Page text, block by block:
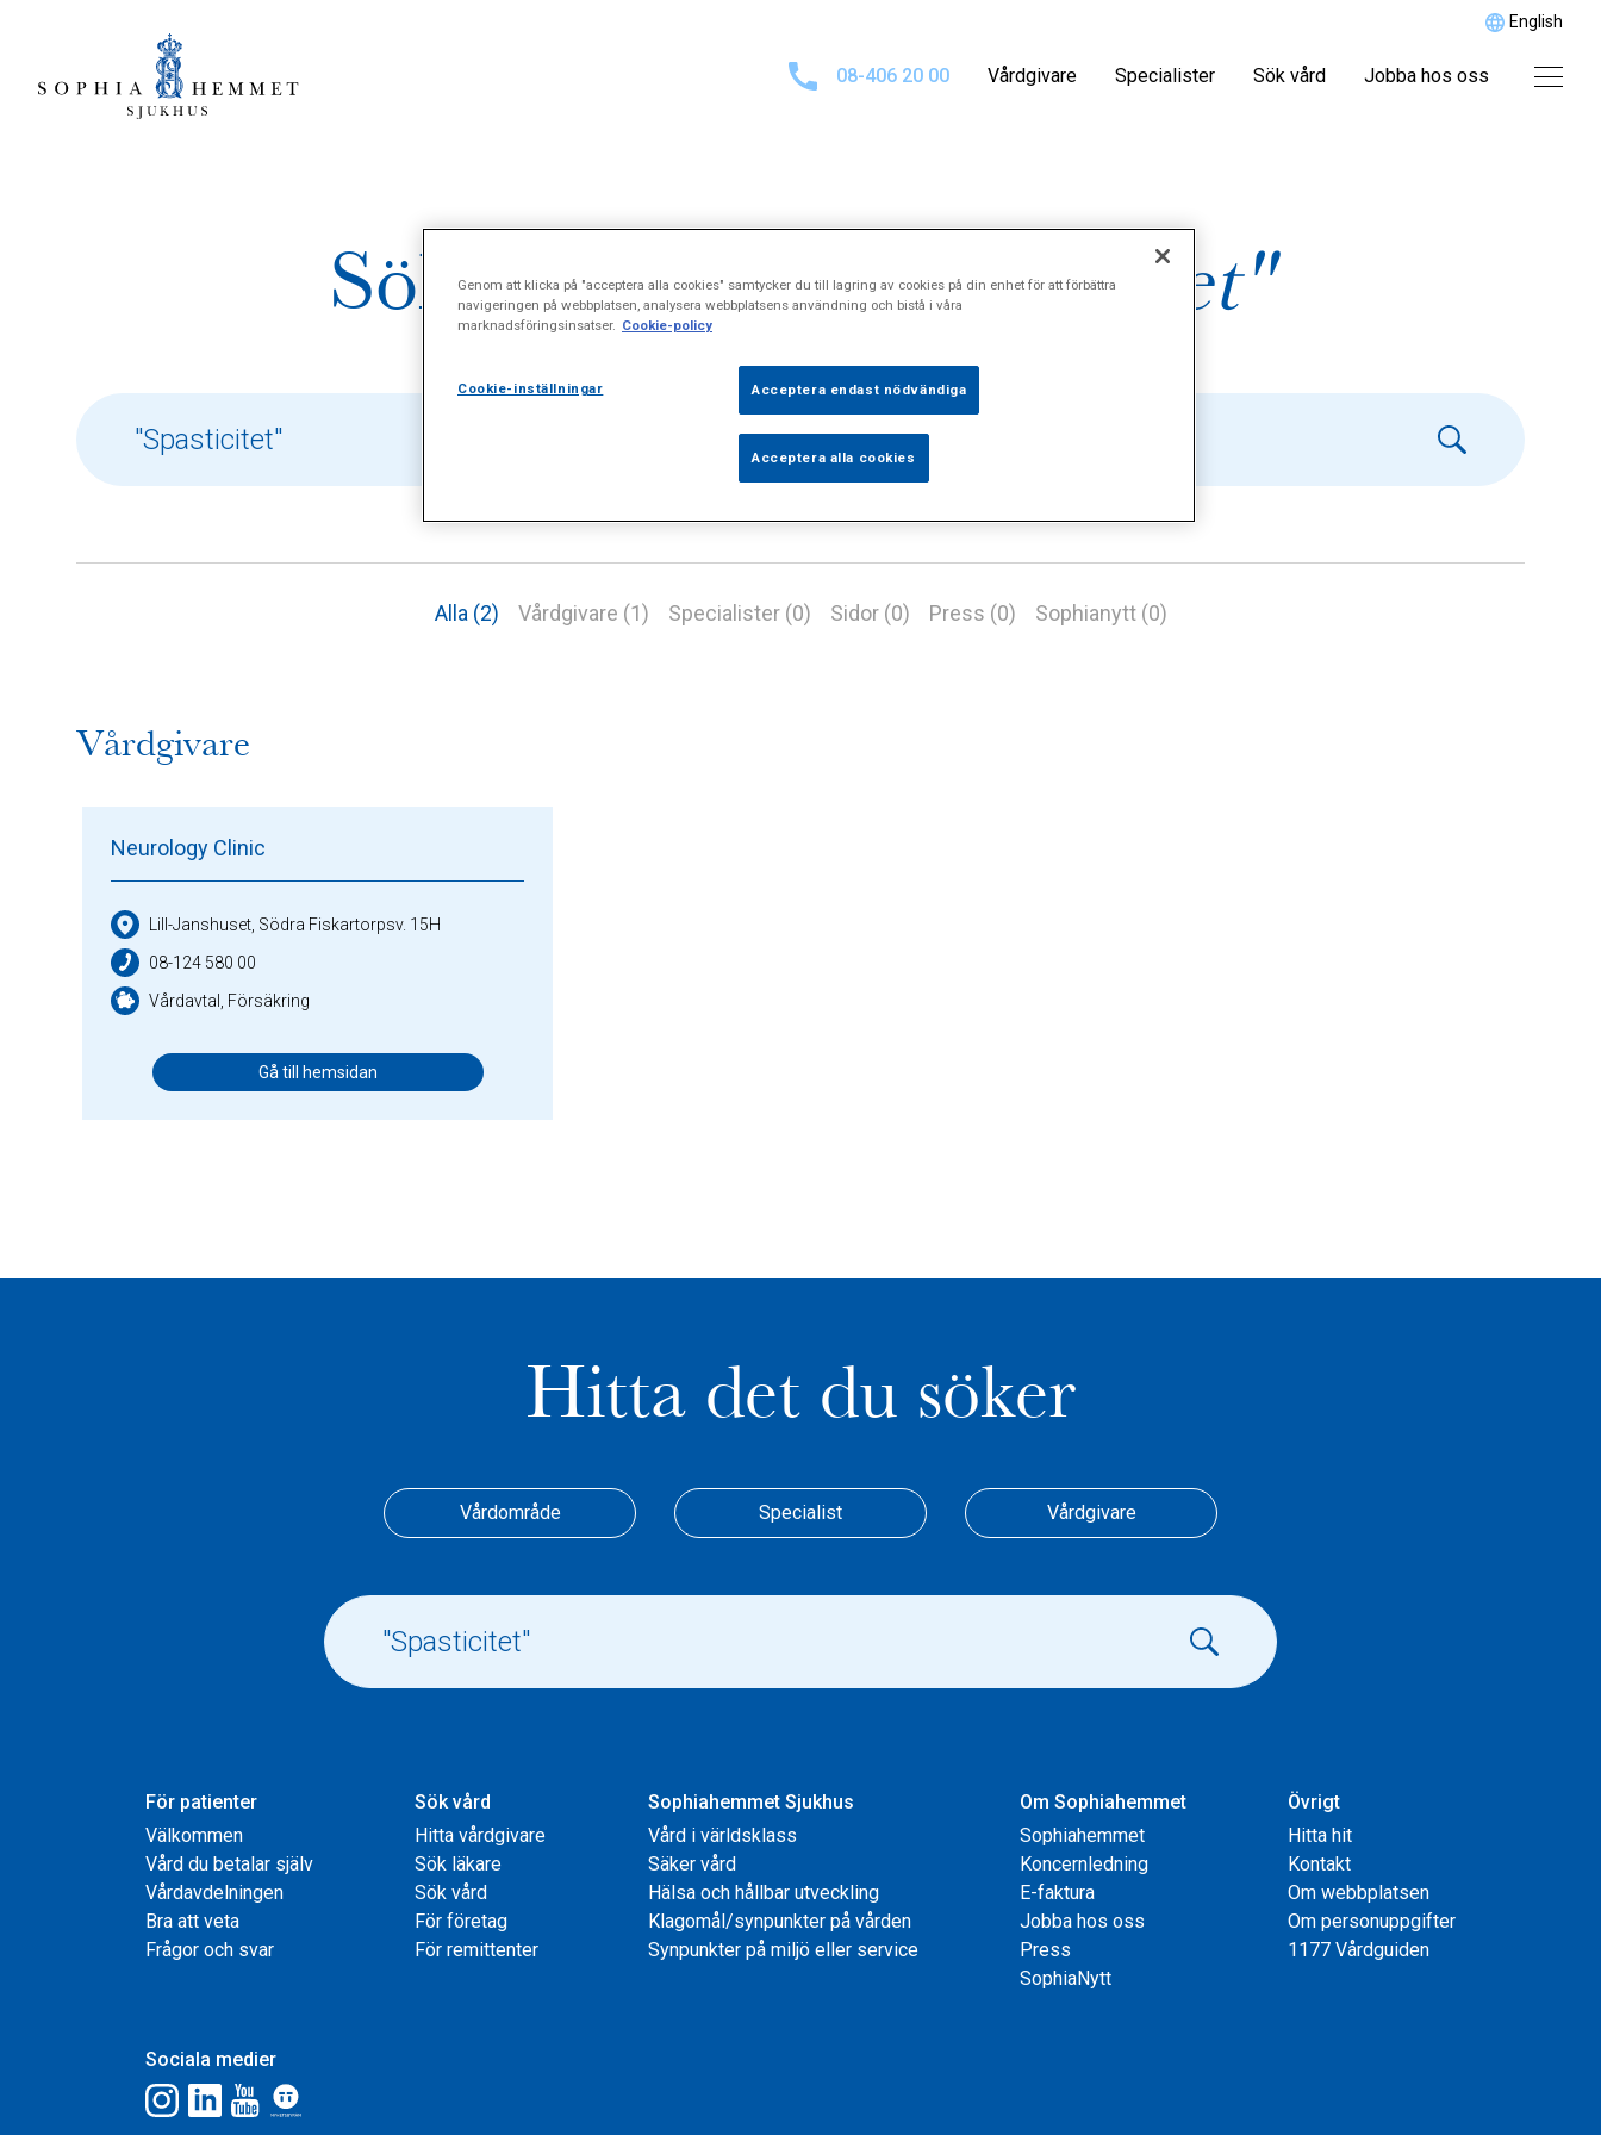
English
08-406 20 00 Vårdgivare Specialister Sök vård Jobba hos oss
Sökresultat för"Spasticitet"
Alla (2) Vårdgivare (1) Specialister (0) Sidor (0) Press (0) Sophianytt (0)
Vårdgivare
Neurology Clinic
Lill-Janshuset, Södra Fiskartorpsv. 15H
08-124 580 00
Vårdavtal, Försäkring
Gå till hemsidan
Hitta det du söker
Vårdområde Specialist Vårdgivare
För patienter
Välkommen
Vård du betalar själv
Vårdavdelningen
Bra att veta
Frågor och svar
Sök vård
Hitta vårdgivare
Sök läkare
Sök vård
För företag
För remittenter
Sophiahemmet Sjukhus
Vård i världsklass
Säker vård
Hälsa och hållbar utveckling
Klagomål/synpunkter på vården
Synpunkter på miljö eller service
Om Sophiahemmet
Sophiahemmet
Koncernledning
E-faktura
Jobba hos oss
Press
SophiaNytt
Övrigt
Hitta hit
Kontakt
Om webbplatsen
Om personuppgifter
1177 Vårdguiden
Sociala medier
Genom att klicka på "acceptera alla cookies" samtycker du till lagring av cookies på din enhet för att förbättra
navigeringen på webbplatsen, analysera webbplatsens användning och bistå i våra
marknadsföringsinsatser. Cookie-policy
Cookie-inställningar Acceptera endast nödvändiga
Acceptera alla cookies